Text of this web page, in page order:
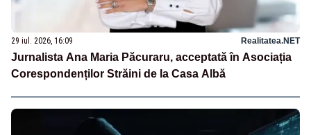
29 iul. 2026, 16:09 Realitatea.NET
Jurnalista Ana Maria Păcuraru, acceptată în Asociația
Corespondenților Străini de la Casa Albă